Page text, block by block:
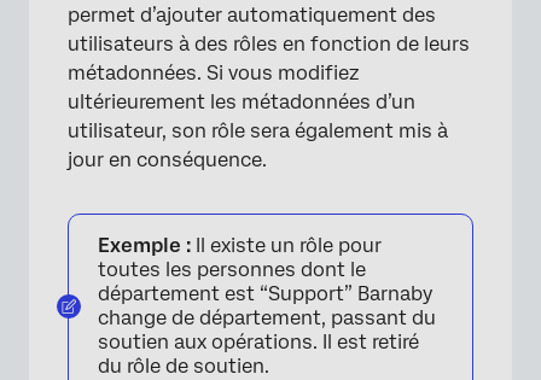
permet d’ajouter automatiquement des
utilisateurs à des rôles en fonction de leurs
métadonnées. Si vous modifiez
ultérieurement les métadonnées d’un
utilisateur, son rôle sera également mis à
jour en conséquence.
Exemple : Il existe un rôle pour
toutes les personnes dont le
département est “Support” Barnaby
change de département, passant du
soutien aux opérations. Il est retiré
du rôle de soutien.